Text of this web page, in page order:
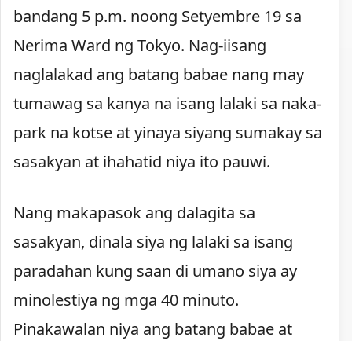
bandang 5 p.m. noong Setyembre 19 sa
Nerima Ward ng Tokyo. Nag-iisang
naglalakad ang batang babae nang may
tumawag sa kanya na isang lalaki sa naka-
park na kotse at yinaya siyang sumakay sa
sasakyan at ihahatid niya ito pauwi.
Nang makapasok ang dalagita sa
sasakyan, dinala siya ng lalaki sa isang
paradahan kung saan di umano siya ay
minolestiya ng mga 40 minuto.
Pinakawalan niya ang batang babae at